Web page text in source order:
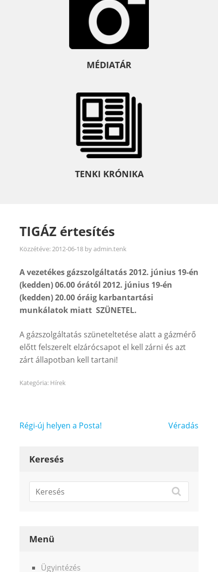
MÉDIATÁR
TENKI KRÓNIKA
TIGÁZ értesítés
Közzétéve:2012-06-18 byadmin.tenk
A vezetékes gázszolgáltatás 2012. június 19-én
(kedden) 06.00 órától 2012. június 19-én
(kedden) 20.00 óráig karbantartási
munkálatok miatt SZÜNETEL.
A gázszolgáltatás szüneteltetése alatt a gázmérő
előtt felszerelt elzárócsapot el kell zárni és azt
zárt állapotban kell tartani!
Kategória: Hírek
Bejegyzés
Régi-új helyen a Posta! Véradás
Keresés
Menü
Ügyintézés